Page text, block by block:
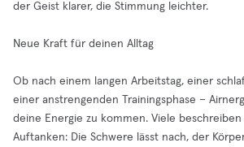
der Geist klarer, die Stimmung leichter.
Neue Kraft für deinen Alltag
Ob nach einem langen Arbeitstag, einer
einer anstrengenden Trainingsphase –
deine Energie zu kommen. Viele
Auftanken: Die Schwere lässt nach, der